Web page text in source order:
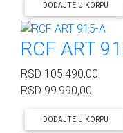
DODAJTE U KORPU
RCF ART
RSD 105.490,00
RSD 99.990,00
DODAJTE U KORPU